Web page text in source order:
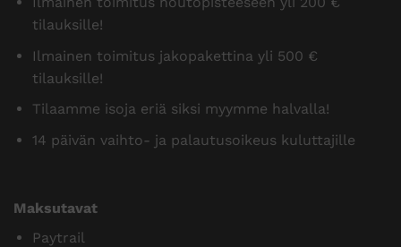
tilauksille!
Ilmainen toimitus jakopakettina yli 500 €
tilauksille!
Tilaamme isoja eriä siksi myymme halvalla!
14 päivän vaihto- ja palautusoikeus kuluttajille
Maksutavat
Paytrail